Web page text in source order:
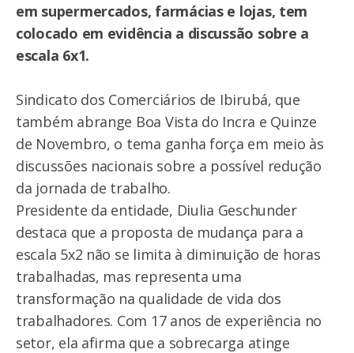
em supermercados, farmácias e lojas, tem
colocado em evidência a discussão sobre a
escala 6x1.
Sindicato dos Comerciários de Ibirubá, que
também abrange Boa Vista do Incra e Quinze
de Novembro, o tema ganha força em meio às
discussões nacionais sobre a possível redução
da jornada de trabalho.
Presidente da entidade, Diulia Geschunder
destaca que a proposta de mudança para a
escala 5x2 não se limita à diminuição de horas
trabalhadas, mas representa uma
transformação na qualidade de vida dos
trabalhadores. Com 17 anos de experiência no
setor, ela afirma que a sobrecarga atinge